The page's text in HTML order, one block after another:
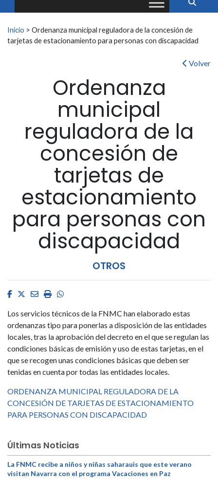
Buscar:
Inicio > Ordenanza municipal reguladora de la concesión de
tarjetas de estacionamiento para personas con discapacidad
Volver
Ordenanza
municipal
reguladora de la
concesión de
tarjetas de
estacionamiento
para personas con
discapacidad
OTROS
Facebook
Twitter
EmailImprimirWhatsapp
Los servicios técnicos de la FNMC han elaborado estas
ordenanzas tipo para ponerlas a disposición de las entidades
locales, tras la aprobación del decreto en el que se regulan las
condiciones básicas de emisión y uso de estas tarjetas, en el
que se recogen unas condiciones básicas que deben ser
tenidas en cuenta por todas las entidades locales.
ORDENANZA MUNICIPAL REGULADORA DE LA
CONCESIÓN DE TARJETAS DE ESTACIONAMIENTO
PARA PERSONAS CON DISCAPACIDAD
Últimas Noticias
La FNMC recibe a niños y niñas saharauis que este verano
visitan Navarra con el programa Vacaciones en Paz